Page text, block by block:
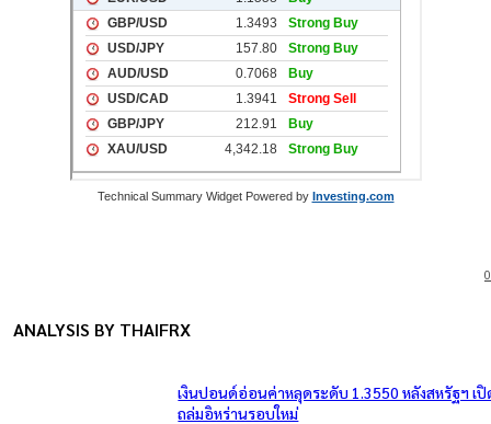
Technical Summary Widget Powered by Investing.com
0
ANALYSIS BY THAIFRX
เงินปอนด์อ่อนค่าหลุดระดับ 1.3550 หลังสหรัฐฯ เ
ถล่มอิหร่านรอบใหม่